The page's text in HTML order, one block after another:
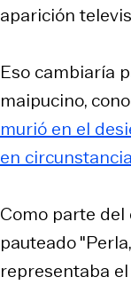
aparición
Eso cambiaría
maipucino,
murió en el
en
Como parte
pauteado
representaba